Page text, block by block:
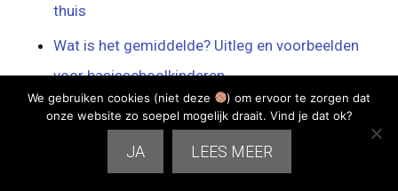
thuis
Wat is het gemiddelde? Uitleg en voorbeelden
voor basisschoolkinderen
Gerelateerde berichten
We gebruiken cookies (niet deze
) om ervoor te zorgen dat
onze website zo soepel mogelijk draait. Vind je dat ok?
JA LEES MEER